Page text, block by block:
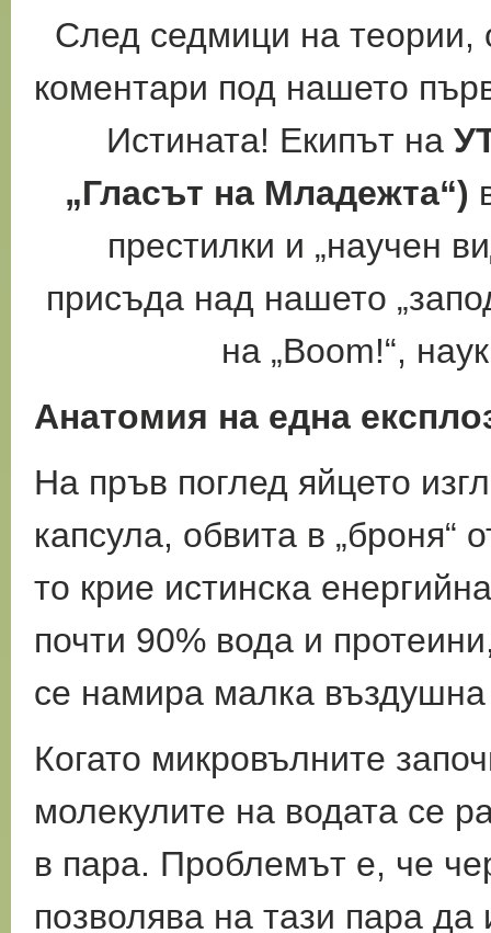
След седмици на теории,
коментари под нашето
Истината! Екипът на
„Гласът на Младежта“)
престилки и „научен
присъда над нашето
на „Boom!“,
Анатомия на една
На пръв поглед яйцето
капсула, обвита в „броня“
то крие истинска
почти 90% вода и
се намира малка
Когато микровълните
молекулите на водата се
в пара. Проблемът е, че
позволява на тази пара да